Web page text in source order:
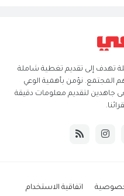
تهدف إلى تقديم تغطية شاملة
المجتمع. نؤمن بأهمية الوعي
جاهدين لتقديم معلومات دقيقة
اتفاقية الاستخدام